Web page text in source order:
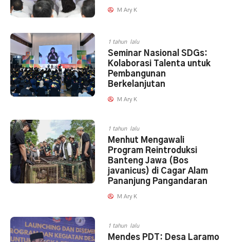
M Ary K
1 tahun lalu
Seminar Nasional SDGs:
Kolaborasi Talenta untuk
Pembangunan
Berkelanjutan
M Ary K
1 tahun lalu
Menhut Mengawali
Program Reintroduksi
Banteng Jawa (Bos
javanicus) di Cagar Alam
Pananjung Pangandaran
M Ary K
1 tahun lalu
Mendes PDT: Desa Laramo